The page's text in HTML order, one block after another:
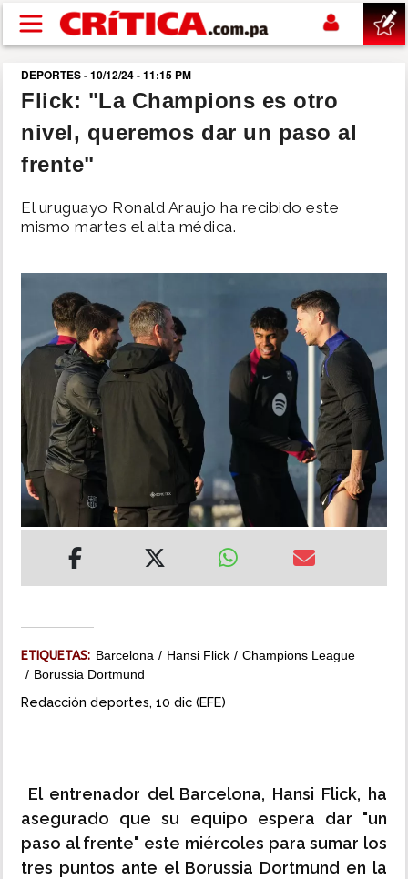
Pasar al contenido principal
buscar
SUCESOS
POLÍTICA
DEPORTES
MUNDO
INSÓLITAS
MULTIMEDIA
DEPORTES - 10/12/24 - 11:15 PM
Flick: "La Champions es otro
nivel, queremos dar un paso al
frente"
El uruguayo Ronald Araujo ha recibido este
mismo martes el alta médica.
ETIQUETAS: Barcelona Hansi Flick
Champions League
Borussia Dortmund
Redacción deportes, 10 dic (EFE)
El entrenador del Barcelona, Hansi Flick, ha
asegurado que su equipo espera dar "un
paso al frente" este miércoles para sumar los
tres puntos ante el Borussia Dortmund en la